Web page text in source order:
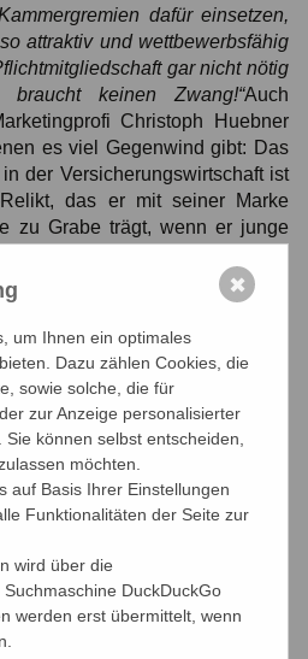
dafür einsetzen,
attraktiv und wettbewerbsfähig
gar nicht nötig
keinen Zwang!“Auch
Christoph Huebner
es viel Gegenwind gibt: Das
der Versicherungswirtschaft ist
das er mit seiner Marke
zu Grabe trägt, wenn er junge
Babys
beteiligt.Seine jüngste
bei der
Vorsorge für das eigene
Nachlass. Unternehmern
vorbereitet zu sein, falls ein
zur Arbeit erscheint. Anfang
los.
um Ihnen ein optimales
Dazu zählen Cookies, die
sowie solche, die für
zur Anzeige personalisierter
können selbst entscheiden,
möchten.
auf Basis Ihrer Einstellungen
Funktionalitäten der Seite zur
wird über die
DuckDuckGo
werden erst übermittelt, wenn
✖